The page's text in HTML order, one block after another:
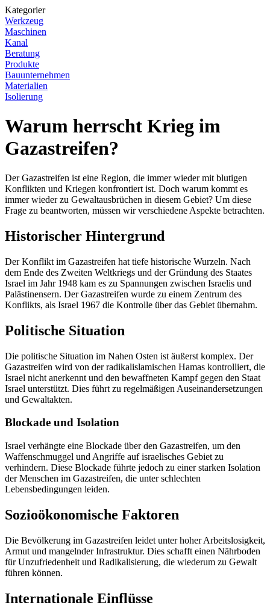
Kategorier
Werkzeug
Maschinen
Kanal
Beratung
Produkte
Bauunternehmen
Materialien
Isolierung
Warum herrscht Krieg im
Gazastreifen?
Der Gazastreifen ist eine Region, die immer wieder mit blutigen
Konflikten und Kriegen konfrontiert ist. Doch warum kommt es
immer wieder zu Gewaltausbrüchen in diesem Gebiet? Um diese
Frage zu beantworten, müssen wir verschiedene Aspekte betrachten.
Historischer Hintergrund
Der Konflikt im Gazastreifen hat tiefe historische Wurzeln. Nach
dem Ende des Zweiten Weltkriegs und der Gründung des Staates
Israel im Jahr 1948 kam es zu Spannungen zwischen Israelis und
Palästinensern. Der Gazastreifen wurde zu einem Zentrum des
Konflikts, als Israel 1967 die Kontrolle über das Gebiet übernahm.
Politische Situation
Die politische Situation im Nahen Osten ist äußerst komplex. Der
Gazastreifen wird von der radikalislamischen Hamas kontrolliert, die
Israel nicht anerkennt und den bewaffneten Kampf gegen den Staat
Israel unterstützt. Dies führt zu regelmäßigen Auseinandersetzungen
und Gewaltakten.
Blockade und Isolation
Israel verhängte eine Blockade über den Gazastreifen, um den
Waffenschmuggel und Angriffe auf israelisches Gebiet zu
verhindern. Diese Blockade führte jedoch zu einer starken Isolation
der Menschen im Gazastreifen, die unter schlechten
Lebensbedingungen leiden.
Sozioökonomische Faktoren
Die Bevölkerung im Gazastreifen leidet unter hoher Arbeitslosigkeit,
Armut und mangelnder Infrastruktur. Dies schafft einen Nährboden
für Unzufriedenheit und Radikalisierung, die wiederum zu Gewalt
führen können.
Internationale Einflüsse